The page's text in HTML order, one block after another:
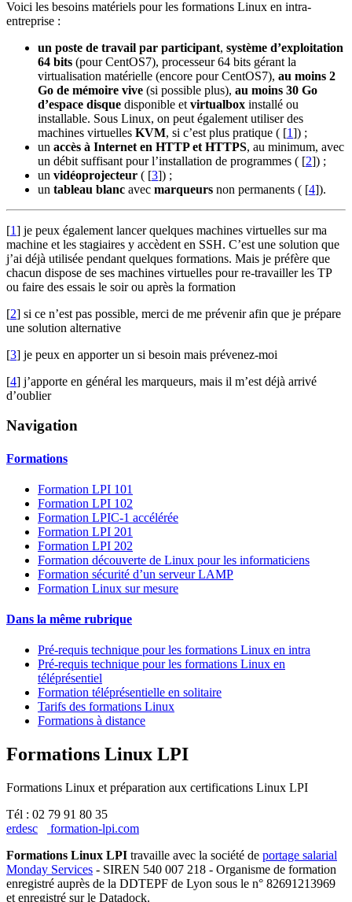
Voici les besoins matériels pour les formations Linux en intra-
entreprise :
un poste de travail par participant, système d’exploitation
64 bits (pour CentOS7), processeur 64 bits gérant la
virtualisation matérielle (encore pour CentOS7), au moins 2
Go de mémoire vive (si possible plus), au moins 30 Go
d’espace disque disponible et virtualbox installé ou
installable. Sous Linux, on peut également utiliser des
machines virtuelles KVM, si c’est plus pratique ( [1]) ;
un accès à Internet en HTTP et HTTPS, au minimum, avec
un débit suffisant pour l’installation de programmes ( [2]) ;
un vidéoprojecteur ( [3]) ;
un tableau blanc avec marqueurs non permanents ( [4]).
[1] je peux également lancer quelques machines virtuelles sur ma
machine et les stagiaires y accèdent en SSH. C’est une solution que
j’ai déjà utilisée pendant quelques formations. Mais je préfère que
chacun dispose de ses machines virtuelles pour re-travailler les TP
ou faire des essais le soir ou après la formation
[2] si ce n’est pas possible, merci de me prévenir afin que je prépare
une solution alternative
[3] je peux en apporter un si besoin mais prévenez-moi
[4] j’apporte en général les marqueurs, mais il m’est déjà arrivé
d’oublier
Navigation
Formations
Formation LPI 101
Formation LPI 102
Formation LPIC-1 accélérée
Formation LPI 201
Formation LPI 202
Formation découverte de Linux pour les informaticiens
Formation sécurité d’un serveur LAMP
Formation Linux sur mesure
Dans la même rubrique
Pré-requis technique pour les formations Linux en intra
Pré-requis technique pour les formations Linux en
téléprésentiel
Formation téléprésentielle en solitaire
Tarifs des formations Linux
Formations à distance
Formations Linux LPI
Formations Linux et préparation aux certifications Linux LPI
Tél : 02 79 91 80 35
erdesc
formation-lpi.com
Formations Linux LPI travaille avec la société de portage salarial
Monday Services - SIREN 540 007 218 - Organisme de formation
enregistré auprès de la DDTEPF de Lyon sous le n° 82691213969
et enregistré sur le Datadock.